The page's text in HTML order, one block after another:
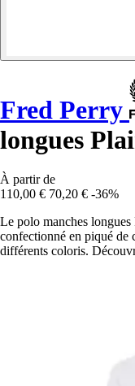
Fred Perry
longues
À partir de
110,00 € 70,20 € -36%
Le polo manches
confectionné en piqué de
différents coloris.